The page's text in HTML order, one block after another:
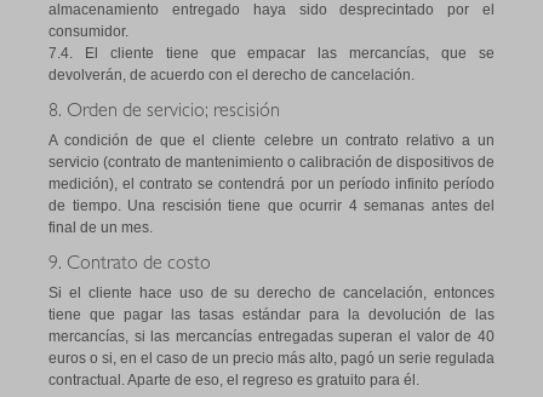
almacenamiento entregado haya sido desprecintado por el
consumidor.
7.4. El cliente tiene que empacar las mercancías, que se
devolverán, de acuerdo con el derecho de cancelación.
8. Orden de servicio; rescisión
A condición de que el cliente celebre un contrato relativo a un
servicio (contrato de mantenimiento o calibración de dispositivos de
medición), el contrato se contendrá por un período infinito período
de tiempo. Una rescisión tiene que ocurrir 4 semanas antes del
final de un mes.
9. Contrato de costo
Si el cliente hace uso de su derecho de cancelación, entonces
tiene que pagar las tasas estándar para la devolución de las
mercancías, si las mercancías entregadas superan el valor de 40
euros o si, en el caso de un precio más alto, pagó un serie regulada
contractual. Aparte de eso, el regreso es gratuito para él.